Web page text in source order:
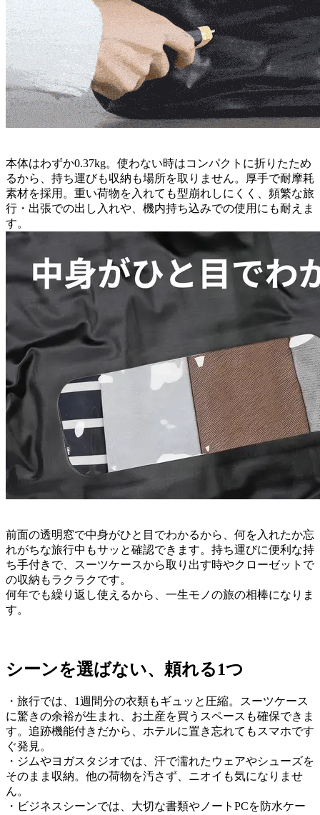
本体はわずか0.37kg。使わない時はコンパクトに折りたため
るから、持ち運びも収納も場所を取りません。厚手で耐摩耗
素材を採用。重い荷物を入れても型崩れしにくく、頻繁な旅
行・出張での出し入れや、機内持ち込みでの使用にも耐えま
す。
前面の透明窓で中身がひと目でわかるから、何を入れたか忘
れがちな旅行中もサッと確認できます。持ち運びに便利な持
ち手付きで、スーツケースから取り出す時やクローゼットで
の収納もラクラクです。
何年でも繰り返し使えるから、一生モノの旅の相棒になりま
す。
シーンを選ばない、頼れる1つ
・旅行では、1週間分の衣類もギュッと圧縮。スーツケース
に驚きの余裕が生まれ、お土産を買うスペースも確保できま
す。追跡機能付きだから、ホテルに置き忘れてもスマホです
ぐ発見。
・ジムやヨガスタジオでは、汗で濡れたウェアやシューズを
そのまま収納。他の荷物を汚さず、ニオイも気になりませ
ん。
・ビジネスシーンでは、大切な書類やノートPCを防水ケー